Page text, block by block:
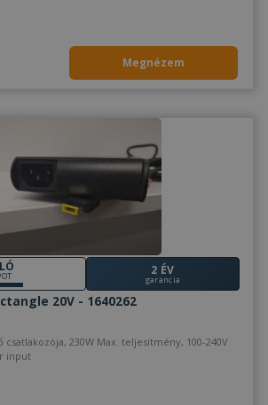
Megnézem
2 ÉV
garancia
20V - 1640262
input